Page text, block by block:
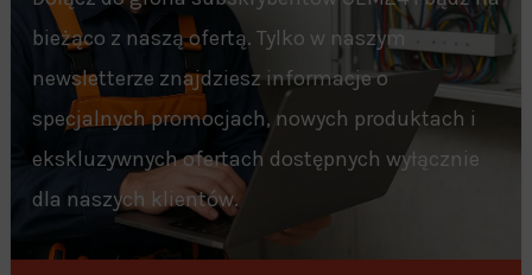
bieżąco z naszą ofertą. Tylko w naszym
newsletterze znajdziesz informacje o
specjalnych promocjach, nowych produktach i
ekskluzywnych ofertach dostępnych wyłącznie
dla naszych klientów.